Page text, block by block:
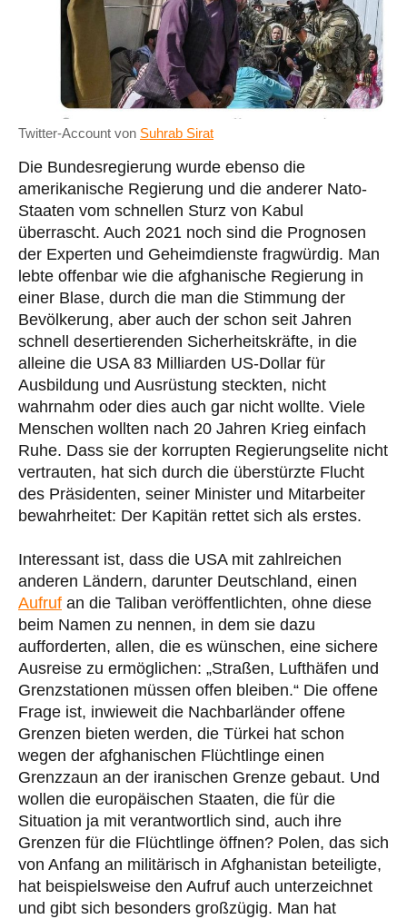
Twitter-Account von Suhrab Sirat
Die Bundesregierung wurde ebenso die
amerikanische Regierung und die anderer Nato-
Staaten vom schnellen Sturz von Kabul
überrascht. Auch 2021 noch sind die Prognosen
der Experten und Geheimdienste fragwürdig. Man
lebte offenbar wie die afghanische Regierung in
einer Blase, durch die man die Stimmung der
Bevölkerung, aber auch der schon seit Jahren
schnell desertierenden Sicherheitskräfte, in die
alleine die USA 83 Milliarden US-Dollar für
Ausbildung und Ausrüstung steckten, nicht
wahrnahm oder dies auch gar nicht wollte. Viele
Menschen wollten nach 20 Jahren Krieg einfach
Ruhe. Dass sie der korrupten Regierungselite nicht
vertrauten, hat sich durch die überstürzte Flucht
des Präsidenten, seiner Minister und Mitarbeiter
bewahrheitet: Der Kapitän rettet sich als erstes.
Interessant ist, dass die USA mit zahlreichen
anderen Ländern, darunter Deutschland, einen
Aufruf an die Taliban veröffentlichten, ohne diese
beim Namen zu nennen, in dem sie dazu
aufforderten, allen, die es wünschen, eine sichere
Ausreise zu ermöglichen: „Straßen, Lufthäfen und
Grenzstationen müssen offen bleiben.“ Die offene
Frage ist, inwieweit die Nachbarländer offene
Grenzen bieten werden, die Türkei hat schon
wegen der afghanischen Flüchtlinge einen
Grenzzaun an der iranischen Grenze gebaut. Und
wollen die europäischen Staaten, die für die
Situation ja mit verantwortlich sind, auch ihre
Grenzen für die Flüchtlinge öffnen? Polen, das sich
von Anfang an militärisch in Afghanistan beteiligte,
hat beispielsweise den Aufruf auch unterzeichnet
und gibt sich besonders großzügig. Man hat